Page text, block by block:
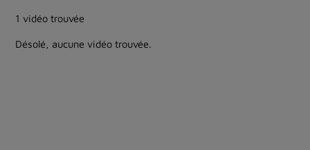
1 vidéo trouvée
Désolé, aucune vidéo trouvée.